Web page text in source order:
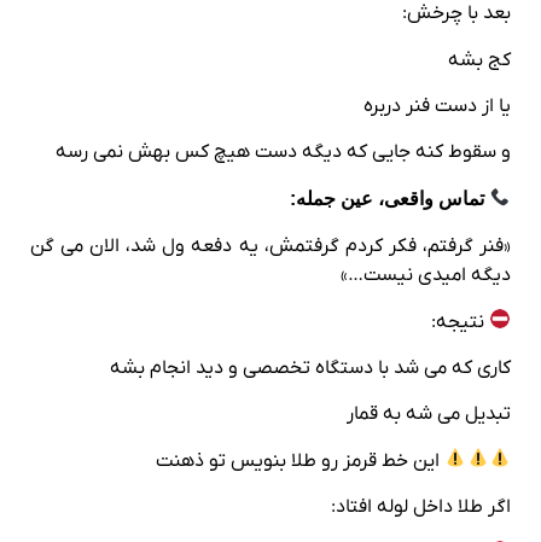
بعد با چرخش:
کج بشه
یا از دست فنر دربره
و سقوط کنه جایی که دیگه دست هیچ‌ کس بهش نمی‌ رسه
تماس واقعی، عین جمله:
«فنر گرفتم، فکر کردم گرفتمش، یه دفعه ول شد، الان می‌ گن
دیگه امیدی نیست…»
نتیجه:
کاری که می‌ شد با دستگاه تخصصی و دید انجام بشه
تبدیل می‌ شه به قمار
این خط قرمز رو طلا بنویس تو ذهنت
اگر طلا داخل لوله افتاد: